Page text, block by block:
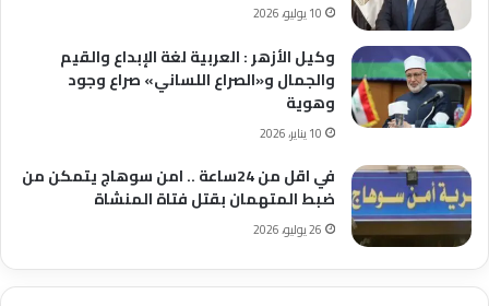
10 يوليو، 2026
وكيل الأزهر : العربية لغة الإبداع والقيم
والجمال و«الصراع اللساني» صراع وجود
وهوية
10 يناير، 2026
في اقل من 24ساعة .. امن سوهاج يتمكن من
ضبط المتهمان بقتل فتاة المنشاة
26 يوليو، 2026